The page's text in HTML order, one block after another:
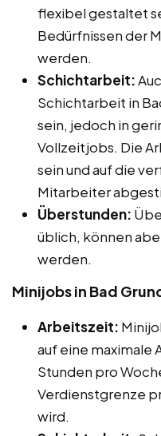
flexibel gestaltet
Bedürfnissen der
werden.
Schichtarbeit:
Schichtarbeit in
sein, jedoch in
Vollzeitjobs. Die
sein und auf die
Mitarbeiter
Überstunden:
üblich, können
werden.
Minijobs in Bad
Arbeitszeit:
auf eine maximale
Stunden pro
Verdienstgrenze
wird.